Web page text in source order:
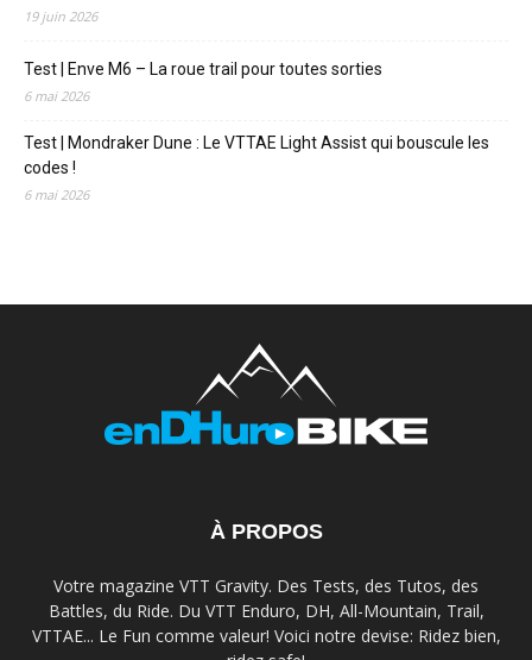
19 juin 2026
Test | Enve M6 – La roue trail pour toutes sorties
6 mai 2026
Test | Mondraker Dune : Le VTTAE Light Assist qui bouscule les
codes !
6 mai 2026
À PROPOS
Votre magazine VTT Gravity. Des Tests, des Tutos, des
Battles, du Ride. Du VTT Enduro, DH, All-Mountain, Trail,
VTTAE... Le Fun comme valeur! Voici notre devise: Ridez bien,